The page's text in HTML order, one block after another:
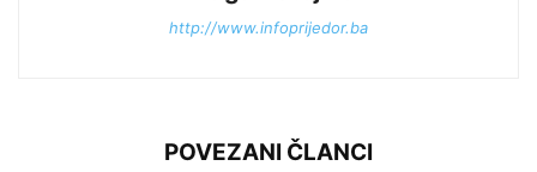
http://www.infoprijedor.ba
POVEZANI ČLANCI